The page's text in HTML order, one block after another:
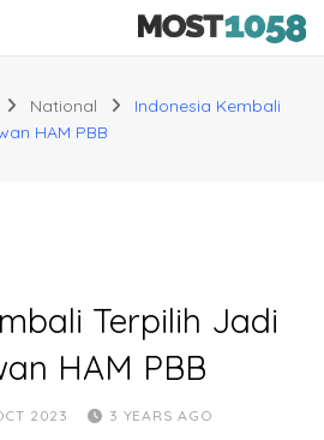
National
Indonesia Kembali
HAM PBB
Terpilih Jadi
HAM PBB
2023 3 YEARS AGO